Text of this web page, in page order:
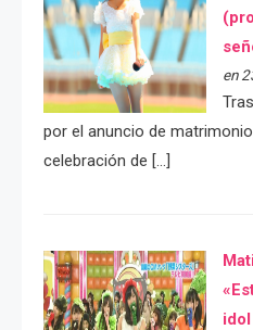
en
por el anuncio de
celebración de […]